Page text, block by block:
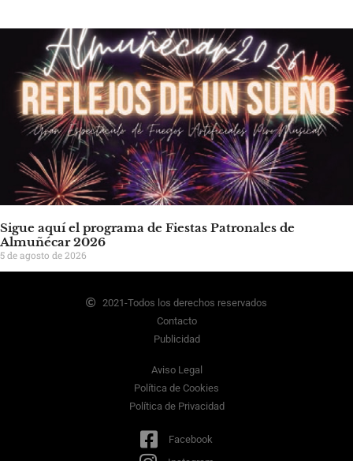
Sigue aquí el programa de Fiestas Patronales de
Almuñécar 2026
5 de agosto de 2026
2021-Todos los derechos reservados
Contacto
Publicidad
Aviso Legal
Política de Cookies
Política de Privacidad
Facebook